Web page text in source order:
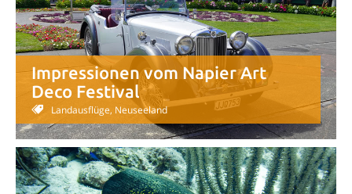
Impressionen vom Napier Art
Deco Festival
Landausflüge, Neuseeland